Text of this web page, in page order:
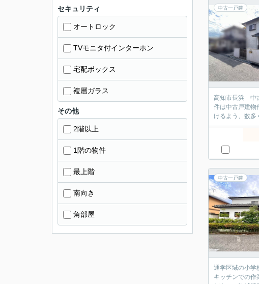
中古一戸建
高知市長浜 中
件は中古戸建
けるよう、数
中古一戸建
通学区域の小学
キッチンでの作
セキュリティ
オートロック
TVモニタ付インターホン
宅配ボックス
複層ガラス
その他
2階以上
1階の物件
最上階
南向き
角部屋